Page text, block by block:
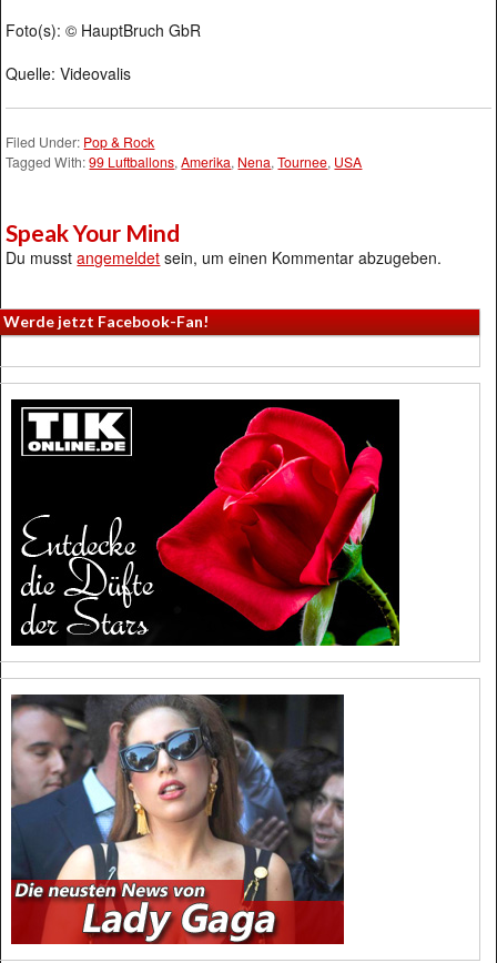
Foto(s): © HauptBruch GbR
Quelle: Videovalis
Filed Under: Pop & Rock
Tagged With:99 Luftballons,Amerika, Nena,Tournee, USA
Speak Your Mind
Du musstangemeldet sein, um einen Kommentar abzugeben.
Werde jetzt Facebook-Fan!